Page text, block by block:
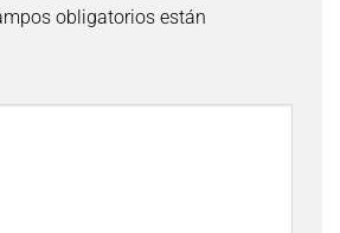
obligatorios están